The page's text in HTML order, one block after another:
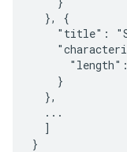
  }, {
"title":
    }
  },
  ...
  ]
}